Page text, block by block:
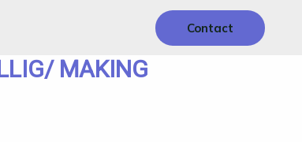
Contact
MAKING